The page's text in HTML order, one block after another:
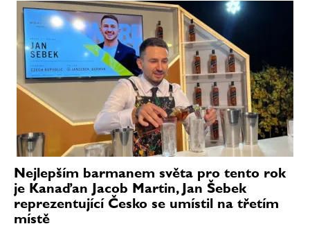
Nejlepším barmanem světa pro tento rok
je Kanaďan Jacob Martin, Jan Šebek
reprezentující Česko se umístil na třetím
místě